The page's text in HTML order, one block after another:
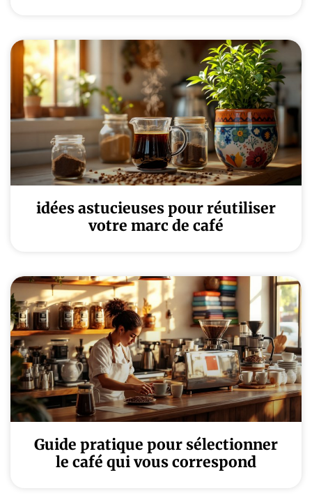
idées astucieuses pour réutiliser
votre marc de café
Guide pratique pour sélectionner
le café qui vous correspond